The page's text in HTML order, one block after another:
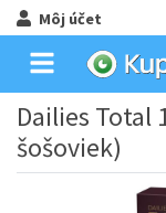
Môj účet
Dailies Total
šošoviek)